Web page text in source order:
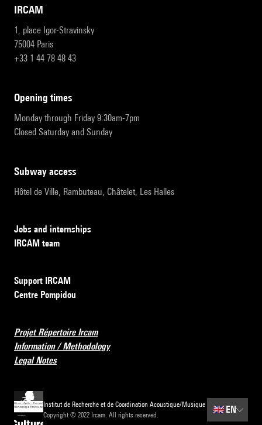
IRCAM
1, place Igor-Stravinsky
75004 Paris
+33 1 44 78 48 43
opening times
Monday through Friday 9:30am-7pm
Closed Saturday and Sunday
subway access
Hôtel de Ville, Rambuteau, Châtelet, Les Halles
Jobs and internships
IRCAM team
Support IRCAM
Centre Pompidou
Projet Répertoire Ircam
Information / Methodology
Legal Notes
Institut de Recherche et de Coordination Acoustique/Musique
Copyright © 2022 Ircam. All rights reserved.
🇬🇧 EN